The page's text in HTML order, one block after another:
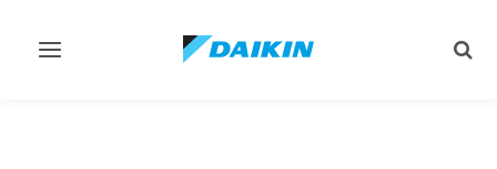
Afficher/masquer